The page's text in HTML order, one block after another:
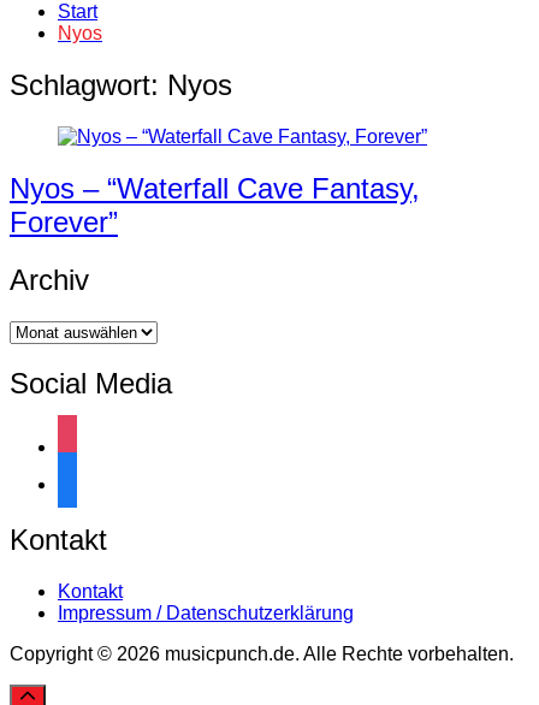
Start
Nyos
Schlagwort: Nyos
Nyos – “Waterfall Cave Fantasy,
Forever”
Archiv
Archiv
Social Media
Kontakt
Kontakt
Impressum / Datenschutzerklärung
Copyright © 2026 musicpunch.de. Alle Rechte vorbehalten.